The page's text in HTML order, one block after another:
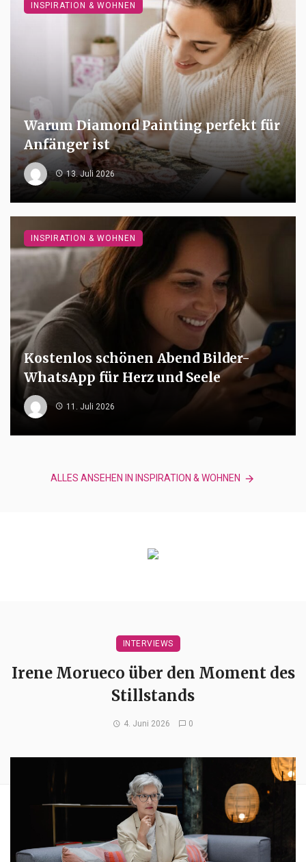
Warum Diamond Painting perfekt für
Anfänger ist
13. Juli 2026
INSPIRATION & WOHNEN
Kostenlos schönen Abend Bilder-
WhatsApp für Herz und Seele
11. Juli 2026
INSPIRATION & WOHNEN
ALLES ANSEHEN IN INSPIRATION & WOHNEN
INTERVIEWS
Irene Morueco über den Moment des
Stillstands
4. Juni 2026 0